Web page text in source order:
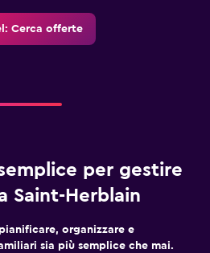
Cerca offerte
per gestire
Saint-Herblain
organizzare e
sia più semplice che mai.